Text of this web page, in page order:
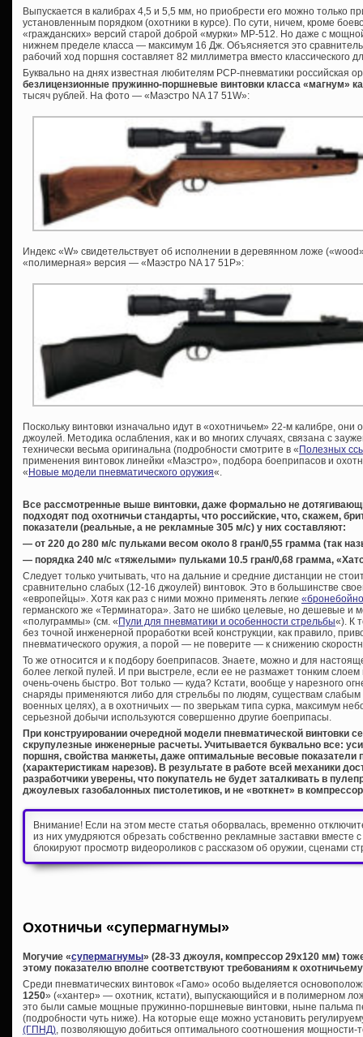
Выпускается в калибрах 4,5 и 5,5 мм, но приобрести его можно только
установленным порядком (охотники в курсе). По сути, ничем, кроме
«гражданских» версий старой доброй «мурки» МР-512. Но даже с
нижнем пределе класса — максимум 16 Дж. Объясняется это
рабочий ход поршня составляет 82 миллиметра вместо классического
Буквально на днях известная любителям PCP-пневматики российская
безлицензионные пружинно-поршневые винтовки класса «магнум»
тысяч рублей. На фото — «Маэстро NA 17 51W»:
Индекс «W» свидетельствует об исполнении в деревянном ложе
«полимерная» версия — «Маэстро NA 17 51P»:
Поскольку винтовки изначально идут в «охотничьем» 22-м калибре,
джоулей. Методика ослабления, как и во многих случаях, связана с
технически весьма оригинальна (подробности смотрите в « Полезных
применения винтовок линейки «Маэстро», подбора боеприпасов и
« Новые модели пневматического оружия«.
Все рассмотренные выше винтовки, даже формально не
подходят под охотничьи стандарты, что российские, что, скажем,
показатели (реальные, а не рекламные 305 м/с) у них составляют:
— от 220 до 280 м/с пульками весом около 8 гран/0,55 грамма (так
— порядка 240 м/с «тяжелыми» пульками 10.5 гран/0,68 грамма,
Следует только учитывать, что на дальние и средние дистанции не
сравнительно слабых (12-16 джоулей) винтовок. Это в большинстве
«европейцы». Хотя как раз с ними можно применять легкие
германского же «Терминатора». Зато не шибко целевые, но дешевые и
«полуграммы» (см. « Пули для пневматики и особенности стрельбы«). К
без точной инженерной проработки всей конструкции, как правило,
пневматического оружия, а порой — не поверите — к снижению
То же относится и к подбору боеприпасов. Знаете, можно и для
более легкой пулей. И при выстреле, если ее не размажет тонким
очень-очень быстро. Вот только — куда? Кстати, вообще у нарезного
снаряды применяются либо для стрельбы по людям, существам слабым
военных целях), а в охотничьих — по зверькам типа сурка, максимум
серьезной добычи используются совершенно другие боеприпасы.
При конструировании очередной модели пневматической винтовки
скрупулезные инженерные расчеты. Учитывается буквально все:
поршня, свойства манжеты, даже оптимальные весовые показатели
(характеристикам нарезов). В результате в работе всей механики
разработчики уверены, что покупатель не будет заталкивать в
джоулевых газобалонных пистолетиков, и не «воткнет» в
Внимание! Если на этом месте статья оборвалась, временно
из них умудряются обрезать собственно рекламные заставки вместе
блокируют просмотр видеороликов с рассказом об оружии, сценами
Охотничьи «супермагнумы»
Могучие «супермагнумы» (28-33 джоуля, компрессор 29х120 мм)
этому показателю вполне соответствуют требованиям к
Среди пневматических винтовок «Гамо» особо выделяется
1250» («хантер» — охотник, кстати), выпускающийся и в полимерном
это были самые мощные пружинно-поршневые винтовки, ныне пальма
(подробности чуть ниже). На которые еще можно установить
(ГПНД), позволяющую добиться оптимального соотношения мощности-